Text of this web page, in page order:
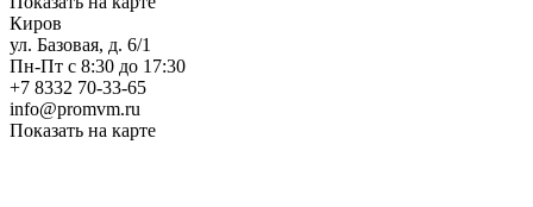
Киров
ул. Базовая, д. 6/1
Пн-Пт с 8:30 до 17:30
+7 8332 70-33-65
info@promvm.ru
Показать на карте